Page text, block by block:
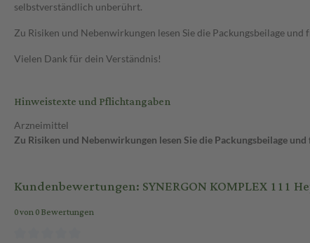
selbstverständlich unberührt.
Zu Risiken und Nebenwirkungen lesen Sie die Packungsbeilage
Vielen Dank für dein Verständnis!
Hinweistexte und Pflichtangaben
Arzneimittel
Zu Risiken und Nebenwirkungen lesen Sie die Packungsbeilage
Kundenbewertungen: SYNERGON KOMPLEX 111
0 von 0 Bewertungen